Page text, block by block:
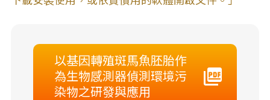
以基因轉殖斑馬魚胚胎作
為生物感測器偵測環境污
染物之研發與應用